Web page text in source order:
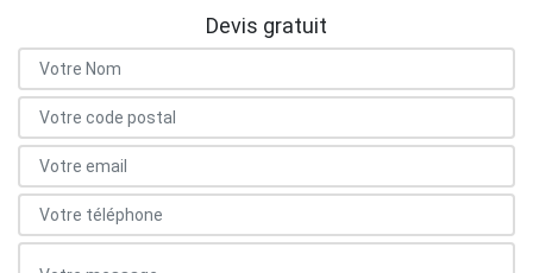
Devis gratuit